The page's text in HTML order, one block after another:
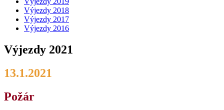
Výjezdy 2018
Výjezdy 2017
Výjezdy 2016
Výjezdy 2021
13.1.2021
Požár